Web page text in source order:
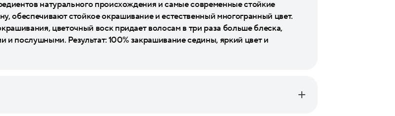
натурального происхождения и самые современные стойкие
обеспечивают стойкое окрашивание и естественный многогранный цвет.
цветочный воск придает волосам в три раза больше блеска,
и послушными. Результат: 100% закрашивание седины, яркий цвет и